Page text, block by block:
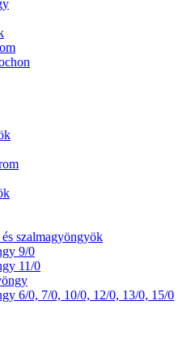
szalmagyöngyök
9/0
11/0
6/0, 7/0, 10/0, 12/0, 13/0, 15/0